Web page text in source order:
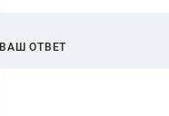
ВАШ ОТВЕТ